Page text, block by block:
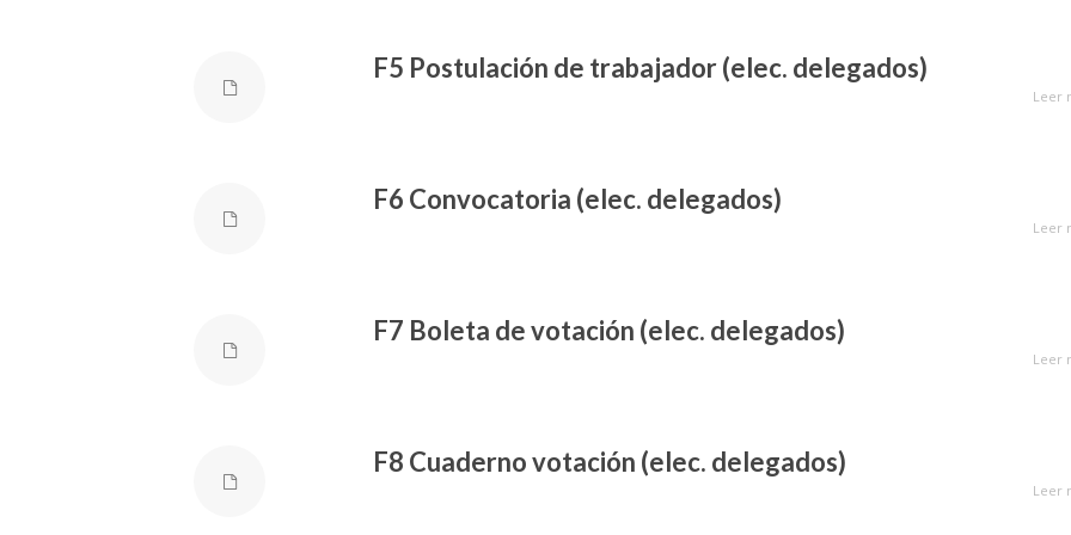
F5 Postulación de trabajador (elec. delegados)
Leer
F6 Convocatoria (elec. delegados)
Leer
F7 Boleta de votación (elec. delegados)
Leer
F8 Cuaderno votación (elec. delegados)
Leer